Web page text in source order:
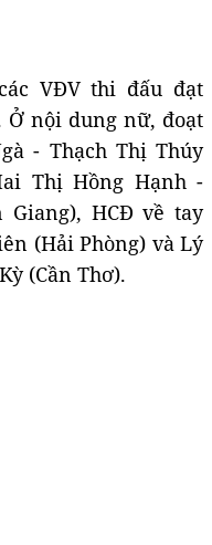
VĐV thi đấu đạt
nội dung nữ, đoạt
- Thạch Thị Thúy
Thị Hồng Hạnh -
HCĐ về tay
(Hải Phòng) và Lý
(Cần Thơ).